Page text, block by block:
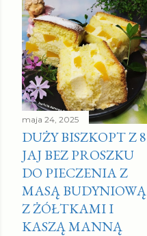
maja 24, 2025
DUŻY BISZKOPT Z 8
JAJ BEZ PROSZKU
DO PIECZENIA Z
MASĄ BUDYNIOWĄ
Z ŻÓŁTKAMI I
KASZĄ MANNĄ